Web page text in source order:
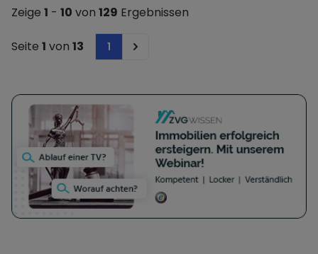
von gefertigten Baugruppen und Konstruktionen
Art, soweit dieser nicht genehmigungspflichtig
ist oder verbotene Güter umfasst, und die
Dienstleistungen in In- und Ausland.
Zeige 1 - 10 von 129 Ergebnissen
Seite 1 von 13 1 Next